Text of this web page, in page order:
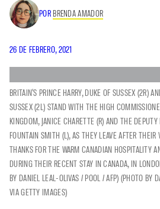
POR BRENDA AMADOR
26 DE FEBRERO, 2021
BRITAIN'S PRINCE HARRY, DUKE OF SUSSEX (2R)
SUSSEX (2L) STAND WITH THE HIGH
KINGDOM, JANICE CHARETTE (R) AND THE
FOUNTAIN SMITH (L), AS THEY LEAVE AFTER
THANKS FOR THE WARM CANADIAN HOSPITALITY
DURING THEIR RECENT STAY IN CANADA, IN
BY DANIEL LEAL-OLIVAS / POOL / AFP) (PHOTO BY
VIA GETTY IMAGES)